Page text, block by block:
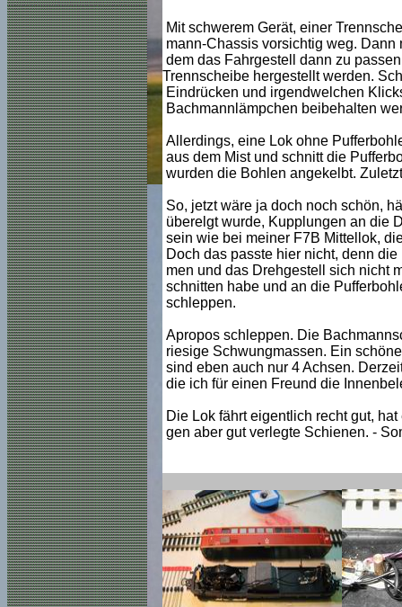
Mit schwerem Gerät, einer
mann-Chassis vorsichtig weg.
dem das Fahrgestell dann zu
Trennscheibe hergestellt werden.
Eindrücken und irgendwelchen
Bachmannlämpchen beibehalten
Allerdings, eine Lok ohne
aus dem Mist und schnitt die
wurden die Bohlen angekelbt.
So, jetzt wäre ja doch noch schön,
überelgt wurde, Kupplungen an die
sein wie bei meiner F7B Mittellok,
Doch das passte hier nicht, denn
men und das Drehgestell sich nicht
schnitten habe und an die
schleppen.
Apropos schleppen. Die
riesige Schwungmassen. Ein
sind eben auch nur 4 Achsen.
die ich für einen Freund die
Die Lok fährt eigentlich recht gut,
gen aber gut verlegte Schienen. -